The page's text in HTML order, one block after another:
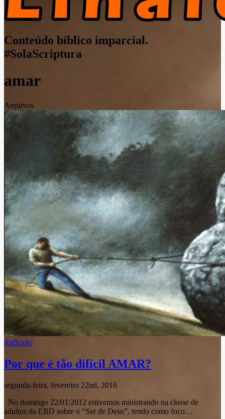
Conteúdo bíblico imparcial.
#SolaScriptura
amar
Arquivos
Reflexão
Por que é tão difícil AMAR?
segunda-feira, fevereiro 22nd, 2016
No domingo 22/01/2012 estivemos ministrando na classe de
adultos da EBD sobre o “Ser de Deus”, tendo como foco…